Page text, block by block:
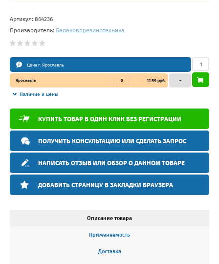
Артикул: 864236
Производитель: Балаковорезинотехника
Цена г. Ярославль
Ярославль 0 11.59 руб.
Наличие и цены
–
КУПИТЬ ТОВАР В ОДИН КЛИК БЕЗ РЕГИСТРАЦИИ
ПОЛУЧИТЬ КОНСУЛЬТАЦИЮ ИЛИ СДЕЛАТЬ ЗАПРОС
НАПИСАТЬ ОТЗЫВ ИЛИ ОБЗОР О ДАННОМ ТОВАРЕ
ДОБАВИТЬ СТРАНИЦУ В ЗАКЛАДКИ БРАУЗЕРА
Описание товара
Применяемость
Доставка